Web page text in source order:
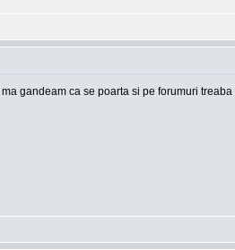
gandeam ca se poarta si pe forumuri treaba